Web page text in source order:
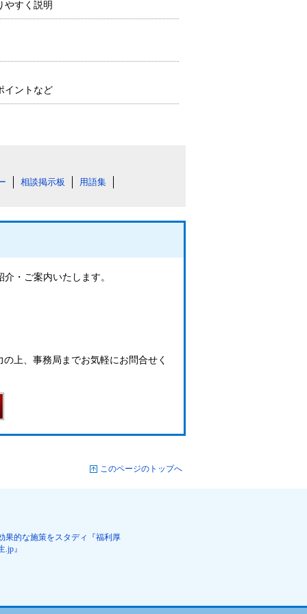
やすく説明
イントなど
相談掲示板 用語集
・ご案内いたします。
上、事務局までお気軽にお問合せく
このページのトップへ
果的な施策をスタディ『福利厚
.jp』